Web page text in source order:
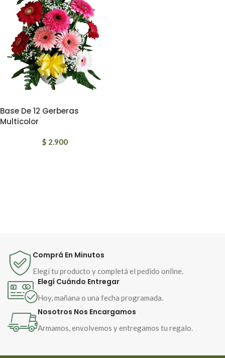
Base De 12 Gerberas
Multicolor
$ 2.900
Comprá En Minutos
Elegí tu producto y completá el pedido online.
Elegí Cuándo Entregar
Hoy, mañana o una fecha programada.
Nosotros Nos Encargamos
Armamos, envolvemos y entregamos tu regalo.